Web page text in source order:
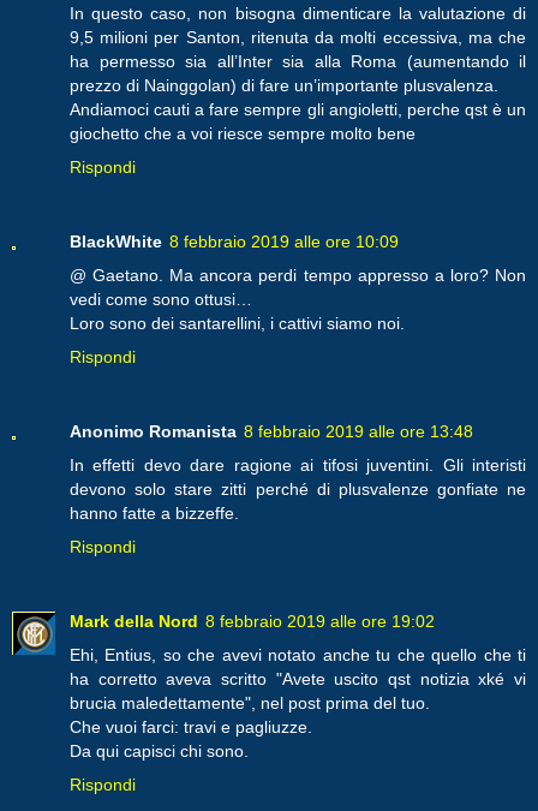
In questo caso, non bisogna dimenticare la valutazione di
9,5 milioni per Santon, ritenuta da molti eccessiva, ma che
ha permesso sia all’Inter sia alla Roma (aumentando il
prezzo di Nainggolan) di fare un’importante plusvalenza.
Andiamoci cauti a fare sempre gli angioletti, perche qst è un
giochetto che a voi riesce sempre molto bene
Rispondi
BlackWhite 8 febbraio 2019 alle ore 10:09
@ Gaetano. Ma ancora perdi tempo appresso a loro? Non
vedi come sono ottusi…
Loro sono dei santarellini, i cattivi siamo noi.
Rispondi
Anonimo Romanista 8 febbraio 2019 alle ore 13:48
In effetti devo dare ragione ai tifosi juventini. Gli interisti
devono solo stare zitti perché di plusvalenze gonfiate ne
hanno fatte a bizzeffe.
Rispondi
Mark della Nord 8 febbraio 2019 alle ore 19:02
Ehi, Entius, so che avevi notato anche tu che quello che ti
ha corretto aveva scritto "Avete uscito qst notizia xké vi
brucia maledettamente", nel post prima del tuo.
Che vuoi farci: travi e pagliuzze.
Da qui capisci chi sono.
Rispondi